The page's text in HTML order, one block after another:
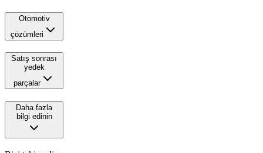
Otomotiv
çözümleri
Satış sonrası
yedek
parçalar
Daha fazla
bilgi edinin